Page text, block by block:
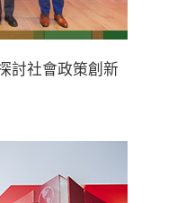
討社會政策創新